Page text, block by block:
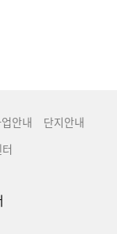
안내
단지안내